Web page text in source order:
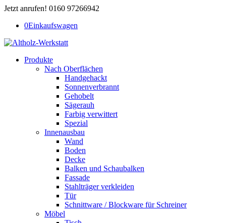
Jetzt anrufen! 0160 97266942
0Einkaufswagen
Produkte
Nach Oberflächen
Handgehackt
Sonnenverbrannt
Gehobelt
Sägerauh
Farbig verwittert
Spezial
Innenausbau
Wand
Boden
Decke
Balken und Schaubalken
Fassade
Stahlträger verkleiden
Tür
Schnittware / Blockware für Schreiner
Möbel